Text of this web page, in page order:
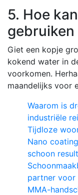
5. Hoe
Giet een kopje
kokend water in
voorkomen.
maandelijks voor
Waarom is
industriële
Tijdloze
Nano
schoon
partner voor
MMA-